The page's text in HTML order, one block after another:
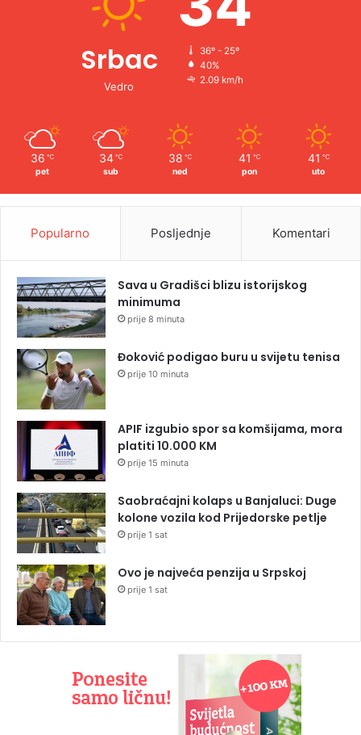
Srbac
Vedro
36º - 25º
40%
2.09 km/h
36 ℃
pet
34 ℃
sub
38 ℃
ned
41 ℃
pon
41 ℃
uto
Popularno Posljednje Komentari
Sava u Gradišci blizu istorijskog
minimuma
prije 8 minuta
Đoković podigao buru u svijetu tenisa
prije 10 minuta
APIF izgubio spor sa komšijama, mora
platiti 10.000 KM
prije 15 minuta
Saobraćajni kolaps u Banjaluci: Duge
kolone vozila kod Prijedorske petlje
prije 1 sat
Ovo je najveća penzija u Srpskoj
prije 1 sat